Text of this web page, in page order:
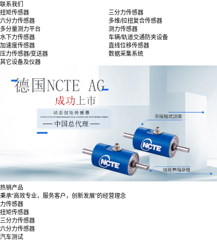
联系我们
扭矩传感器
三分力传感器
六分力传感器
多维/拉扭复合传感器
多分量测力平台
测力传感器
水下力传感器
车辆/轨道交通防夹设备
加速度传感器
直线位移传感器
压力传感器/变送器
数据采集系统
其它设备及仪器
热销产品
秉承“高效专业，服务客户，创新发展”的经营理念
力传感器
扭矩传感器
三分力传感器
六分力传感器
汽车测试